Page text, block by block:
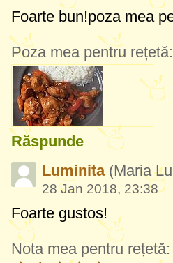
Foarte bun!poza mea
Poza mea pentru rețetă:
Răspunde
Luminita (Maria
28 Jan 2018, 23:38
Foarte gustos!
Nota mea pentru rețetă: